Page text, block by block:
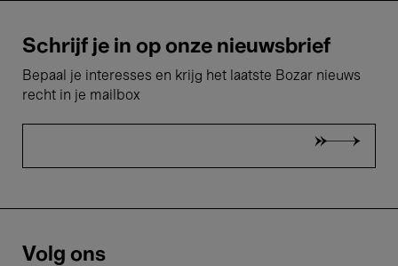
Schrijf je in op onze nieuwsbrief
Bepaal je interesses en krijg het laatste Bozar nieuws
recht in je mailbox
Volg ons